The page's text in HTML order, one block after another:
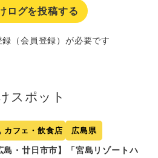
ログを投稿する
（会員登録）が必要です
スポット
カフェ・飲食店 広島県
島・廿日市市】「宮島リゾートハ